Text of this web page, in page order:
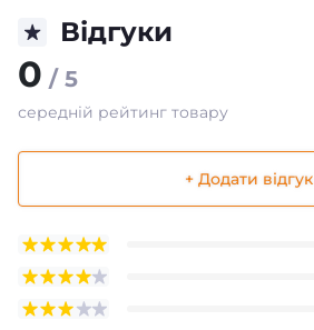
Відгуки
0 / 5
середній рейтинг товару
+ Додати відгук